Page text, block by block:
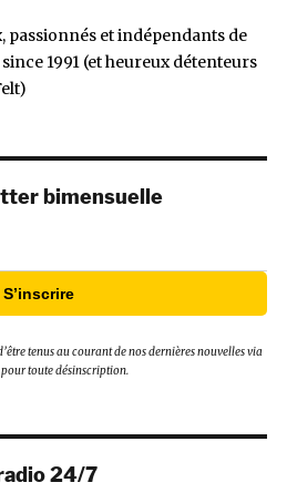
et indépendants de
1991 (et heureux détenteurs
bimensuelle
S’inscrire
tenus au courant de nos dernières nouvelles via
toute désinscription.
24/7